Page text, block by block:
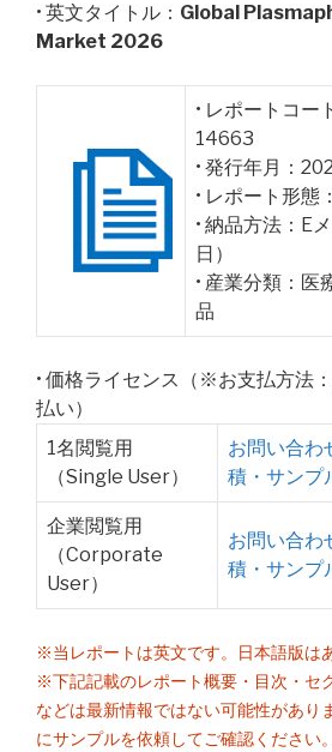
• 英文タイトル： Global
Market 2026
• レポートコー
14663
• 発行年月：
• レポート形態
• 納品方法：E
日）
• 産業分類：医
品
• 価格ライセンス（※お支払方法
払い）
1名閲覧用
（Single User）
お問い合わ
積・サンプ
企業閲覧用
（Corporate
User）
お問い合わ
積・サンプ
※当レポートは英文です。日本語版は
※下記記載のレポート概要・目次・セ
などは最新情報ではない可能性があり
にサンプルを依頼してご確認ください。